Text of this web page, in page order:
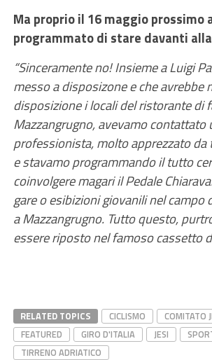
Ma proprio il 16 maggio prossimo
programmato di stare davanti
“Sinceramente no! Insieme a Luigi
messo a disposizone e che avrebbe
disposizione i locali del ristorante di
Mazzangrugno, avevamo contattato
professionista, molto apprezzato
e stavamo programmando il tutto
coinvolgere magari il Pedale
gare o esibizioni giovanili nel campo
a Mazzangrugno. Tutto questo,
essere riposto nel famoso cassetto
RELATED TOPICS CICLISMO
COMITATO
FEATURED
GIRO D'ITALIA JESI
TIRRENO ADRIATICO